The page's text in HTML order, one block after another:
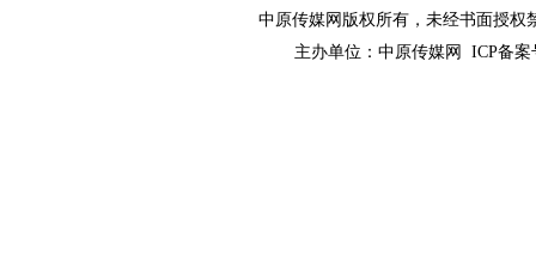
中原传媒网版权所有，未经书面授权
主办单位： 中原传媒网 ICP备案